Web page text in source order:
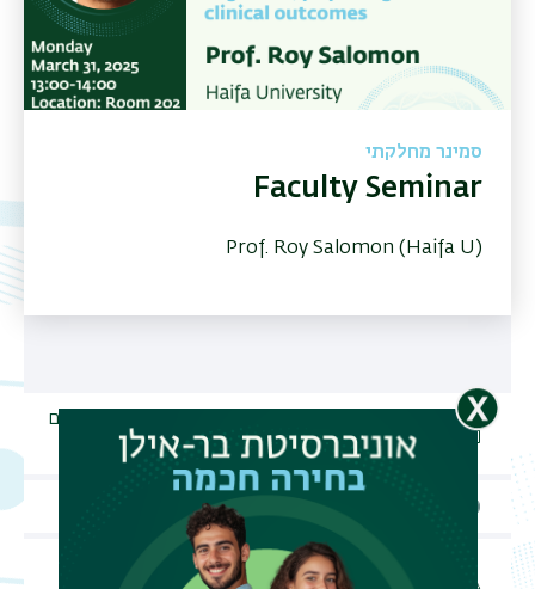
סמינר מחלקתי
Faculty Seminar
Prof. Roy Salomon (Haifa U)
תאריך האירוע
שני
מיקום האירוע
הפקולטה לרפואה Porch